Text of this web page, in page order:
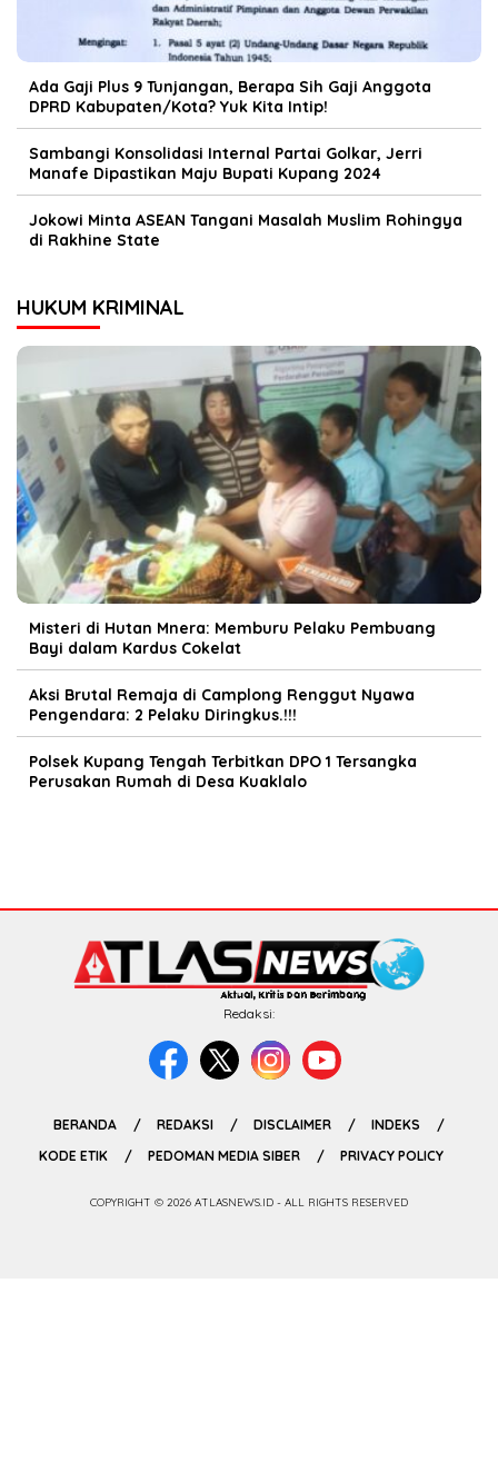
Ada Gaji Plus 9 Tunjangan, Berapa Sih Gaji Anggota
DPRD Kabupaten/Kota? Yuk Kita Intip!
Sambangi Konsolidasi Internal Partai Golkar, Jerri
Manafe Dipastikan Maju Bupati Kupang 2024
Jokowi Minta ASEAN Tangani Masalah Muslim Rohingya
di Rakhine State
HUKUM KRIMINAL
Misteri di Hutan Mnera: Memburu Pelaku Pembuang
Bayi dalam Kardus Cokelat
Aksi Brutal Remaja di Camplong Renggut Nyawa
Pengendara: 2 Pelaku Diringkus.!!!
Polsek Kupang Tengah Terbitkan DPO 1 Tersangka
Perusakan Rumah di Desa Kuaklalo
Redaksi:
BERANDA REDAKSI DISCLAIMER
INDEKS
KODE ETIK
PEDOMAN MEDIA SIBER PRIVACY POLICY
COPYRIGHT © 2026 ATLASNEWS.ID - ALL RIGHTS RESERVED